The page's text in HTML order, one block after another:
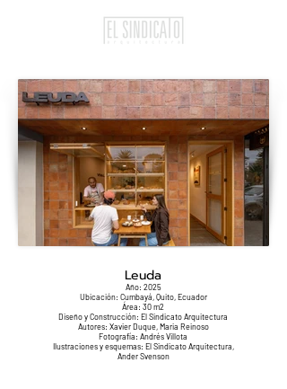
Leuda
Año: 2025
Ubicación: Cumbayá, Quito, Ecuador
Área: 30 m2
Diseño y Construcción: El Sindicato Arquitectura
Autores: Xavier Duque, Maria Reinoso
Fotografía: Andrés Villota
Ilustraciones y esquemas: El Sindicato Arquitectura,
Ander Svenson